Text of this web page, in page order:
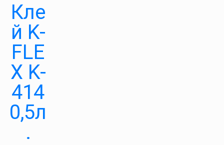
Кле
й K-
FLE
X K-
414
0,5л
.